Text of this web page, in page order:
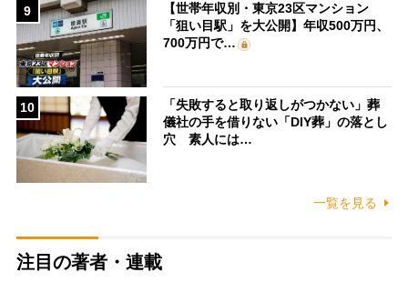
9
【世帯年収別・東京23区マンション
「狙い目駅」を大公開】年収500万円、
700万円で…
10
「失敗すると取り返しがつかない」葬
儀社の手を借りない「DIY葬」の落とし
穴 素人には…
一覧を見る
注目の著者・連載